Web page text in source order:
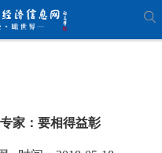
家：要相得益彰